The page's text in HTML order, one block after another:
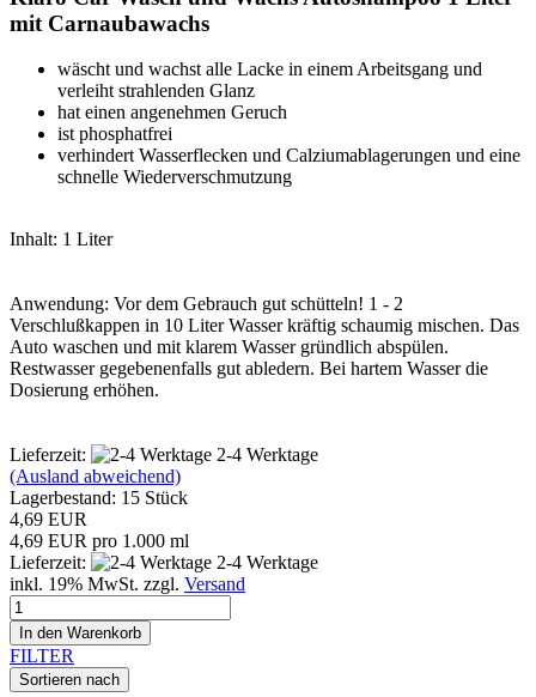
mit Carnaubawachs
wäscht und wachst alle Lacke in einem Arbeitsgang und
verleiht strahlenden Glanz
hat einen angenehmen Geruch
ist phosphatfrei
verhindert Wasserflecken und Calziumablagerungen und eine
schnelle Wiederverschmutzung
Inhalt: 1 Liter
Anwendung: Vor dem Gebrauch gut schütteln! 1 - 2
Verschlußkappen in 10 Liter Wasser kräftig schaumig mischen. Das
Auto waschen und mit klarem Wasser gründlich abspülen.
Restwasser gegebenenfalls gut abledern. Bei hartem Wasser die
Dosierung erhöhen.
Lieferzeit:
2-4 Werktage
(Ausland abweichend)
Lagerbestand: 15 Stück
4,69 EUR
4,69 EUR pro 1.000 ml
Lieferzeit:
2-4 Werktage
inkl. 19% MwSt. zzgl. Versand
In den Warenkorb
FILTER
Sortieren nach